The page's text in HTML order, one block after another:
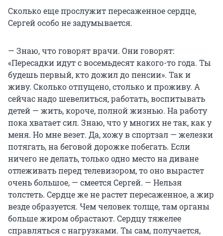
Сколько еще прослужит пересаженное сердце,
Сергей особо не задумывается.
— Знаю, что говорят врачи. Они говорят:
«Пересадки идут с восемьдесят какого-то года. Ты
будешь первый, кто дожил до пенсии». Так и
живу. Сколько отпущено, столько и проживу. А
сейчас надо шевелиться, работать, воспитывать
детей — жить, короче, полной жизнью. На работу
пока хватает сил. Знаю, что у многих не так, как у
меня. Но мне везет. Да, хожу в спортзал — железки
потягать, на беговой дорожке побегать. Если
ничего не делать, только одно место на диване
отлеживать перед телевизором, то оно вырастет
очень большое, — смеется Сергей. — Нельзя
толстеть. Сердце же не растет пересаженное, а жир
везде образуется. Чем человек толще, там органы
больше жиром обрастают. Сердцу тяжелее
справляться с нагрузками. Ты сам, получается,